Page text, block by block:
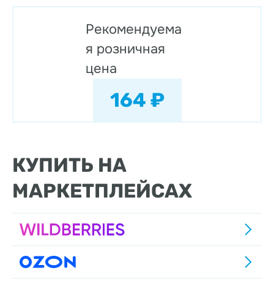
Рекомендуема
я розничная
цена
164 ₽
КУПИТЬ НА
МАРКЕТПЛЕЙСАХ